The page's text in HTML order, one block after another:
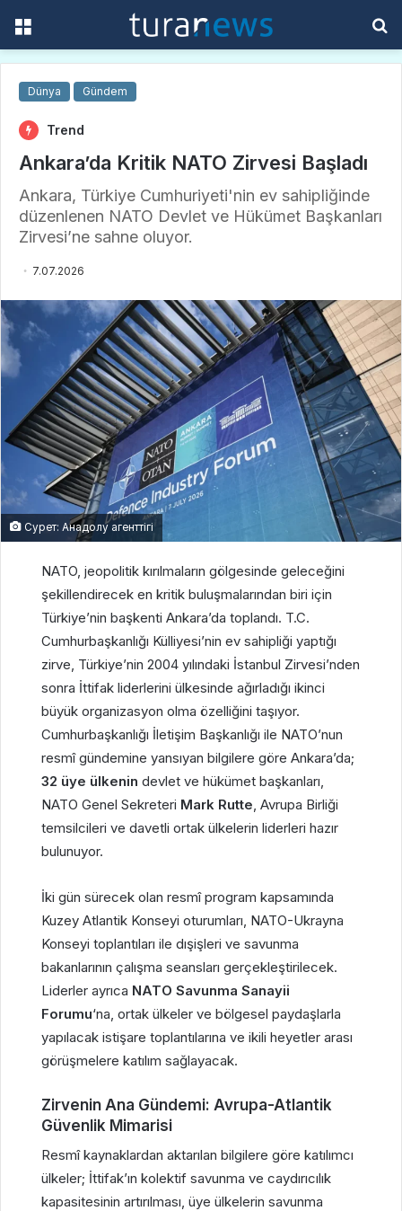
Dünya Gündem
Trend
Ankara’da Kritik NATO Zirvesi Başladı
Ankara, Türkiye Cumhuriyeti'nin ev sahipliğinde
düzenlenen NATO Devlet ve Hükümet Başkanları
Zirvesi’ne sahne oluyor.
7.07.2026
Сурет: Анадолу агенттігі
NATO, jeopolitik kırılmaların gölgesinde geleceğini
şekillendirecek en kritik buluşmalarından biri için
Türkiye’nin başkenti Ankara’da toplandı. T.C.
Cumhurbaşkanlığı Külliyesi’nin ev sahipliği yaptığı
zirve, Türkiye’nin 2004 yılındaki İstanbul Zirvesi’nden
sonra İttifak liderlerini ülkesinde ağırladığı ikinci
büyük organizasyon olma özelliğini taşıyor.
Cumhurbaşkanlığı İletişim Başkanlığı ile NATO’nun
resmî gündemine yansıyan bilgilere göre Ankara’da;
32 üye ülkenin devlet ve hükümet başkanları,
NATO Genel Sekreteri Mark Rutte , Avrupa Birliği
temsilcileri ve davetli ortak ülkelerin liderleri hazır
bulunuyor.
İki gün sürecek olan resmî program kapsamında
Kuzey Atlantik Konseyi oturumları, NATO-Ukrayna
Konseyi toplantıları ile dışişleri ve savunma
bakanlarının çalışma seansları gerçekleştirilecek.
Liderler ayrıca NATO Savunma Sanayii
Forumu‘na, ortak ülkeler ve bölgesel paydaşlarla
yapılacak istişare toplantılarına ve ikili heyetler arası
görüşmelere katılım sağlayacak.
Zirvenin Ana Gündemi: Avrupa-Atlantik
Güvenlik Mimarisi
Resmî kaynaklardan aktarılan bilgilere göre katılımcı
ülkeler; İttifak’ın kolektif savunma ve caydırıcılık
kapasitesinin artırılması, üye ülkelerin savunma